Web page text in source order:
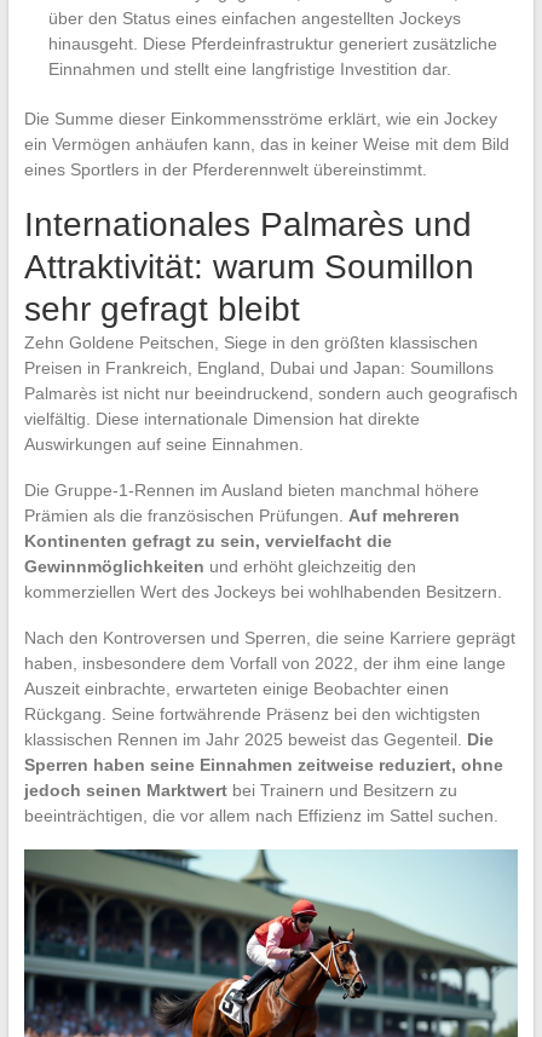
über den Status eines einfachen angestellten Jockeys
hinausgeht. Diese Pferdeinfrastruktur generiert zusätzliche
Einnahmen und stellt eine langfristige Investition dar.
Die Summe dieser Einkommensströme erklärt, wie ein Jockey
ein Vermögen anhäufen kann, das in keiner Weise mit dem Bild
eines Sportlers in der Pferderennwelt übereinstimmt.
Internationales Palmarès und
Attraktivität: warum Soumillon
sehr gefragt bleibt
Zehn Goldene Peitschen, Siege in den größten klassischen
Preisen in Frankreich, England, Dubai und Japan: Soumillons
Palmarès ist nicht nur beeindruckend, sondern auch geografisch
vielfältig. Diese internationale Dimension hat direkte
Auswirkungen auf seine Einnahmen.
Die Gruppe-1-Rennen im Ausland bieten manchmal höhere
Prämien als die französischen Prüfungen. Auf mehreren
Kontinenten gefragt zu sein, vervielfacht die
Gewinnmöglichkeiten und erhöht gleichzeitig den
kommerziellen Wert des Jockeys bei wohlhabenden Besitzern.
Nach den Kontroversen und Sperren, die seine Karriere geprägt
haben, insbesondere dem Vorfall von 2022, der ihm eine lange
Auszeit einbrachte, erwarteten einige Beobachter einen
Rückgang. Seine fortwährende Präsenz bei den wichtigsten
klassischen Rennen im Jahr 2025 beweist das Gegenteil. Die
Sperren haben seine Einnahmen zeitweise reduziert, ohne
jedoch seinen Marktwertbei Trainern und Besitzern zu
beeinträchtigen, die vor allem nach Effizienz im Sattel suchen.